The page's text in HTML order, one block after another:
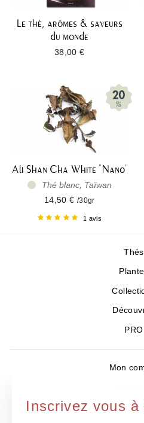
Inscrivez vous
Le thé, arômes & saveurs
du monde
38,00 €
Ali Shan Cha White "Nano"
Thé blanc, Taïwan
14,50 € /30gr
1 avis
Thés
PRO
Mon
Où nous